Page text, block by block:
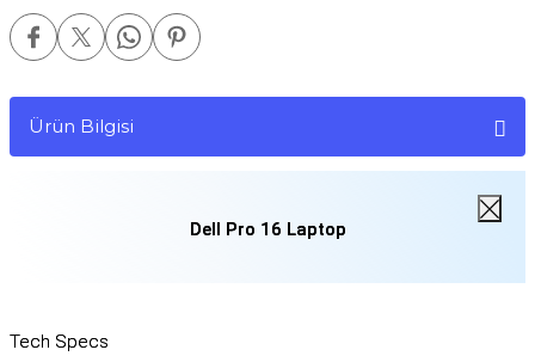
Ürün Bilgisi
Dell Pro 16 Laptop
Tech Specs